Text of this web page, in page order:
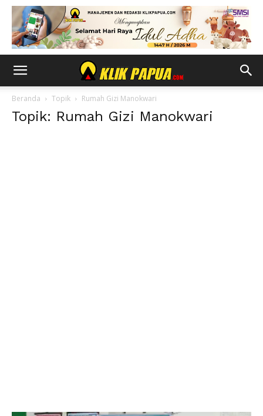
Beranda Topik Rumah Gizi Manokwari
Topik: Rumah Gizi Manokwari